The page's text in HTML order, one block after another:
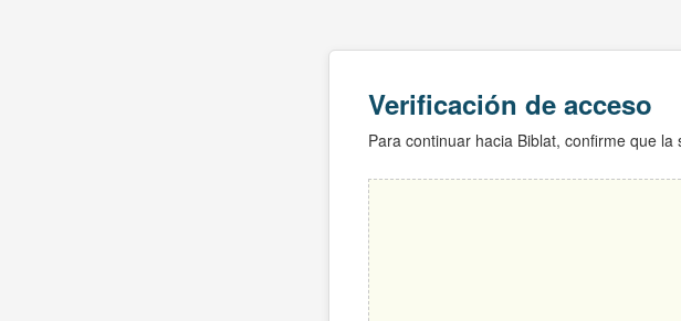
Verificación de acceso
Para continuar hacia Biblat, confirme que